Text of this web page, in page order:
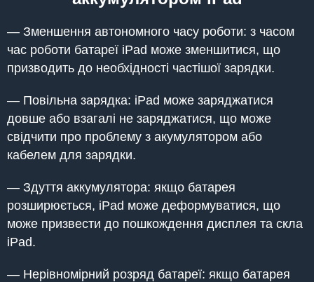
— Зменшення автономного часу роботи: з часом
час роботи батареї iPad може зменшитися, що
призводить до необхідності частішої зарядки.
— Повільна зарядка: iPad може заряджатися
довше або взагалі не заряджатися, що може
свідчити про проблему з акумулятором або
кабелем для зарядки.
— Здуття аккумулятора: якщо батарея
розширюється, iPad може деформуватися, що
може призвести до пошкождення дисплея та скла
iPad.
— Нерівномірний розряд батареї: якщо батарея